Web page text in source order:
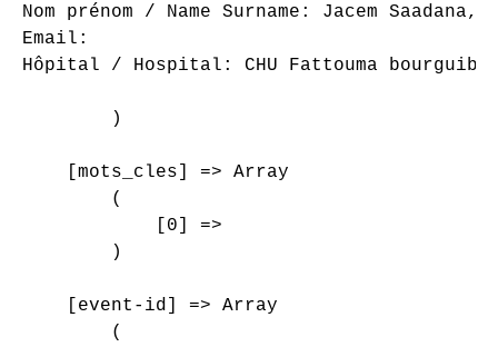
Nom prénom / Name Surname: Jacem
Email:
Hôpital / Hospital: CHU Fattouma bourguiba
        )
    [mots_cles] => Array
        (
            [0] =>
        )
    [event-id] => Array
        (